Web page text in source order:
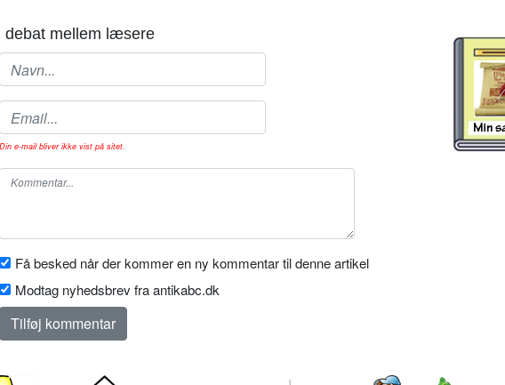
debat mellem læsere
Din e-mail bliver ikke vist på sitet.
Få besked når der kommer en ny kommentar til denne artikel
Modtag nyhedsbrev fra antikabc.dk